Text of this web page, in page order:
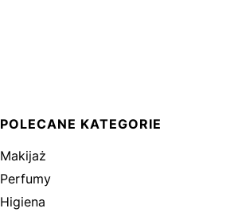
POLECANE KATEGORIE
Makijaż
Perfumy
Higiena